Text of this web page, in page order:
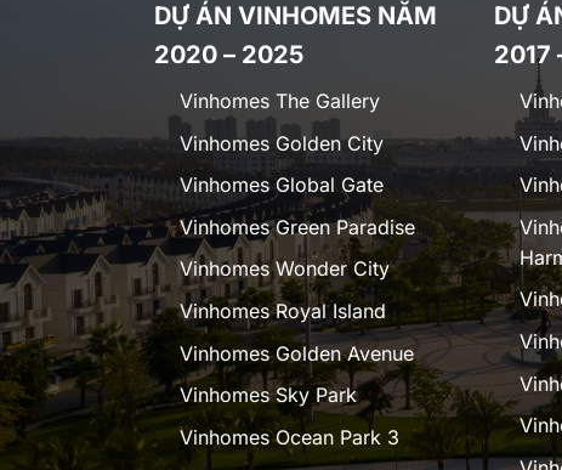
DỰ ÁN VINHOMES NĂM
2020 – 2025
Vinhomes The Gallery
Vinhomes Golden City
Vinhomes Global Gate
Vinhomes Green Paradise
Vinhomes Wonder City
Vinhomes Royal Island
Vinhomes Golden Avenue
Vinhomes Sky Park
Vinhomes Ocean Park 3
DỰ
2017